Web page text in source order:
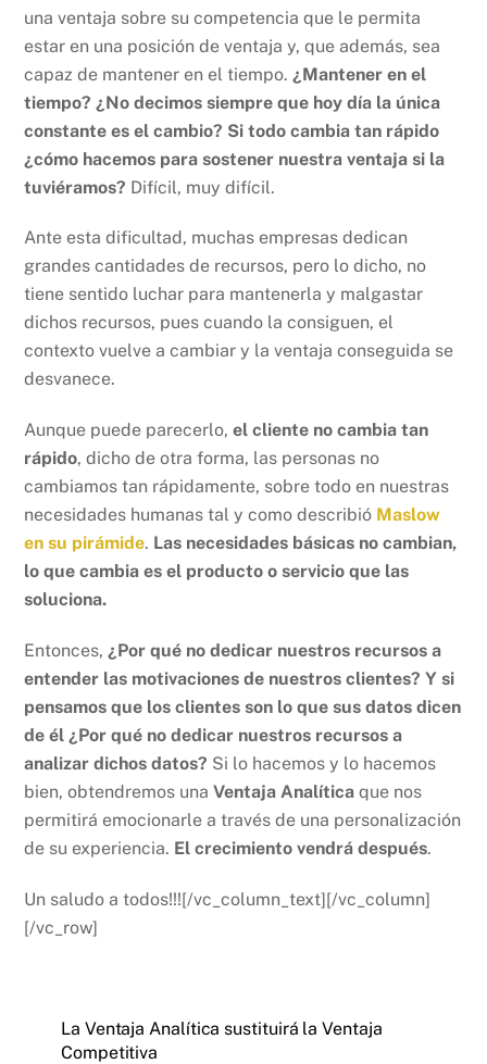
una ventaja sobre su competencia que le permita
estar en una posición de ventaja y, que además, sea
capaz de mantener en el tiempo. ¿Mantener en el
tiempo? ¿No decimos siempre que hoy día la única
constante es el cambio? Si todo cambia tan rápido
¿cómo hacemos para sostener nuestra ventaja si la
tuviéramos? Difícil, muy difícil.
Ante esta dificultad, muchas empresas dedican
grandes cantidades de recursos, pero lo dicho, no
tiene sentido luchar para mantenerla y malgastar
dichos recursos, pues cuando la consiguen, el
contexto vuelve a cambiar y la ventaja conseguida se
desvanece.
Aunque puede parecerlo,el cliente no cambia tan
rápido, dicho de otra forma, las personas no
cambiamos tan rápidamente, sobre todo en nuestras
necesidades humanas tal y como describió Maslow
en su pirámide. Las necesidades básicas no cambian,
lo que cambia es el producto o servicio que las
soluciona.
Entonces,¿Por qué no dedicar nuestros recursos a
entender las motivaciones de nuestros clientes? Y si
pensamos que los clientes son lo que sus datos dicen
de él ¿Por qué no dedicar nuestros recursos a
analizar dichos datos? Si lo hacemos y lo hacemos
bien, obtendremos unaVentaja Analítica que nos
permitirá emocionarle a través de una personalización
de su experiencia. El crecimiento vendrá después.
Un saludo a todos!!![/vc_column_text][/vc_column]
[/vc_row]
La Ventaja Analítica sustituirá la Ventaja
Competitiva